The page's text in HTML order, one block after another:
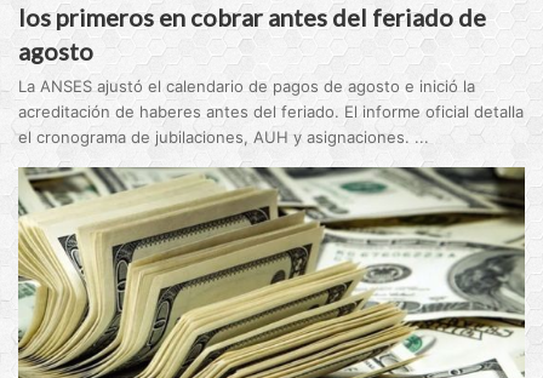
los primeros en cobrar antes del feriado de
agosto
La ANSES ajustó el calendario de pagos de agosto e inició la
acreditación de haberes antes del feriado. El informe oficial detalla
el cronograma de jubilaciones, AUH y asignaciones. ...